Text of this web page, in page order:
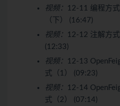
视频：
12-11 编程方
（下） (16:47)
视频：
12-12 注解方
(12:33)
视频：
12-13
式（1） (09:23)
视频：
12-14
式（2） (07:14)